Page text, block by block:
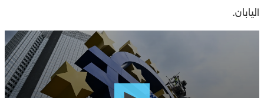
اليابان.
seconds
of
0
seconds